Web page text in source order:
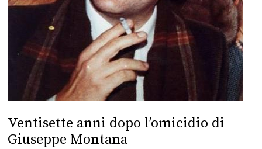
Ventisette anni dopo l’omicidio di
Giuseppe Montana